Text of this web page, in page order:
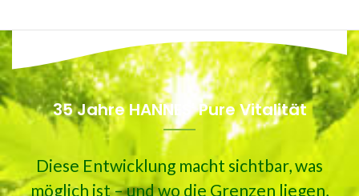
35 Jahre HANNES' Pure Vitalität
Diese Entwicklung macht sichtbar, was
möglich ist – und wo die Grenzen liegen,